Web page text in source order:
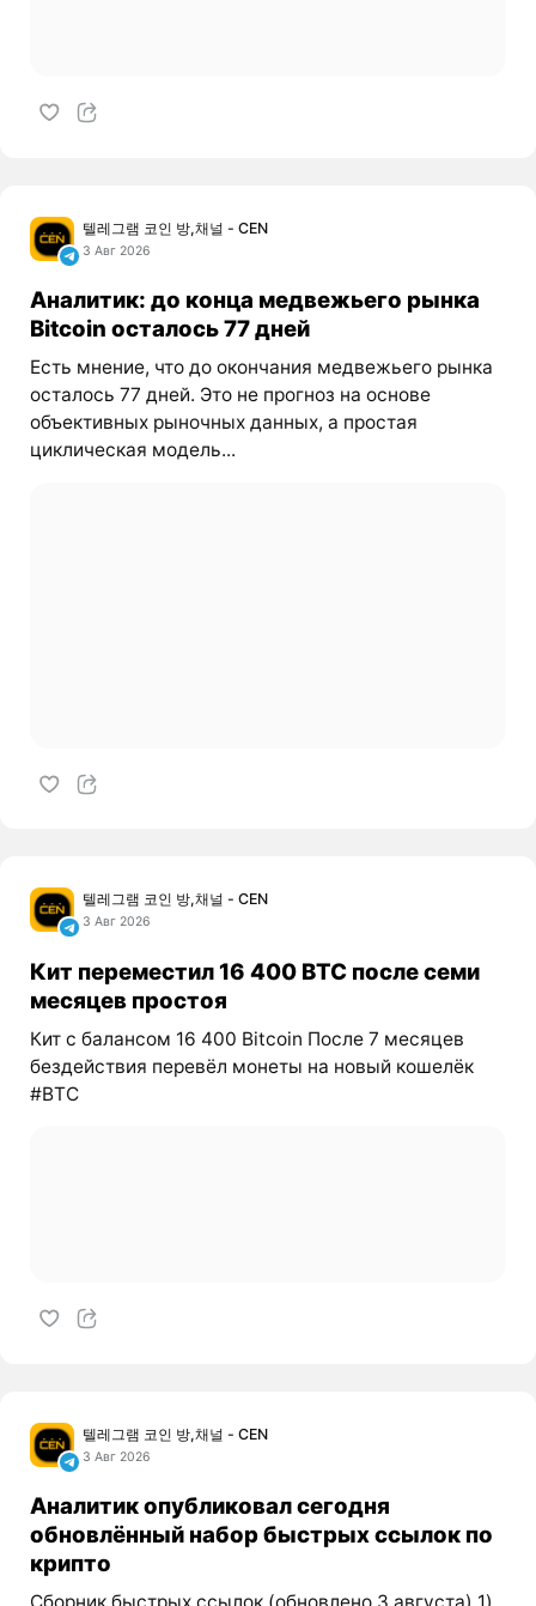
텔레그램 코인 방,채널 - CEN
3 Авг 2026
Аналитик: до конца медвежьего рынка
Bitcoin осталось 77 дней
Есть мнение, что до окончания медвежьего рынка
осталось 77 дней. Это не прогноз на основе
объективных рыночных данных, а простая
циклическая модель...
텔레그램 코인 방,채널 - CEN
3 Авг 2026
Кит переместил 16 400 BTC после семи
месяцев простоя
Кит с балансом 16 400 Bitcoin После 7 месяцев
бездействия перевёл монеты на новый кошелёк
#BTC
텔레그램 코인 방,채널 - CEN
3 Авг 2026
Аналитик опубликовал сегодня
обновлённый набор быстрых ссылок по
крипто